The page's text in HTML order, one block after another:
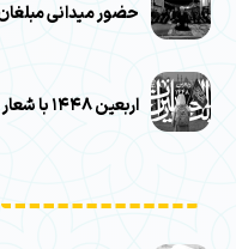
حضور میدانی
اربعین ۱۴۴۸ با شعار «یا لثارات الحسین» برگزار شد